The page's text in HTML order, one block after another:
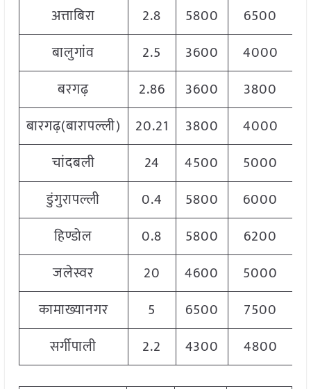
अत्ताबिरा 2.8 5800 6500
बालुगांव
2.5 3600 4000
बरगढ़
2.86 3600 3800
बारगढ़(बारापल्ली)
20.21 3800 4000
चांदबली
24 4500 5000
डुंगुरापल्ली
0.4 5800 6000
हिण्डोल
0.8 5800 6200
जलेस्वर
20 4600 5000
कामाख्यानगर
5 6500 7500
सर्गीपाली
2.2 4300 4800